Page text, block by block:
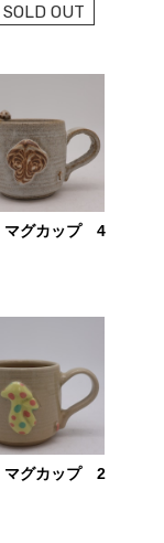
SOLD OUT
グカップ 4
グカップ 2